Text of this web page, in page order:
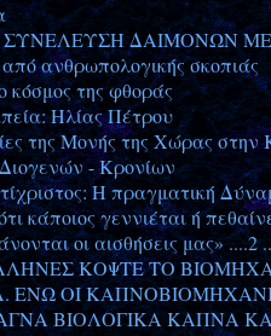
ΔΑΙΜΟΝΩΝ
ανθρωπολογικής σκοπιάς
κόσμος της φθοράς
Ηλίας Πέτρου
της Μονής της Χώρας στην
- Κρονίων
Η πραγματική
κάποιος γεννιέται ή
οι αισθήσεις μας»
ΚΟΨΤΕ ΤΟ
ΕΝΩ ΟΙ
ΒΙΟΛΟΓΙΚΑ ΚΑΠΝΑ